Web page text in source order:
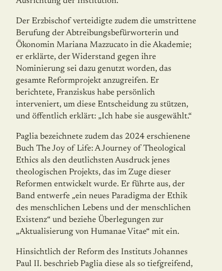
Der Erzbischof verteidigte zudem die umstrittene
Berufung der Abtreibungsbefür­wor­terin und
Ökonomin Mariana Mazzucato in die Akademie;
er erklärte, der Widerstand gegen ihre
Nominierung sei dazu genutzt worden, das
gesamte Reformprojekt anzugrei­fen. Er
berichtete, Franziskus habe persönlich
interveniert, um diese Entscheidung zu stützen,
und öffentlich erklärt: „Ich habe sie ausgewählt.“
Paglia bezeichnete zudem das 2024 erschienene
Buch The Joy of Life: A Journey of Theological
Ethics als den deutlichsten Ausdruck jenes
theologischen Projekts, das im Zuge dieser
Reformen entwickelt wurde. Er führte aus, der
Band entwerfe „ein neues Paradigma der Ethik
des menschlichen Lebens und der menschlichen
Existenz“ und beziehe Überlegungen zur
„Aktualisierung von Humanae Vitae“ mit ein.
Hinsichtlich der Reform des Instituts Johannes
Paul II. beschrieb Paglia diese als so tiefgreifend,